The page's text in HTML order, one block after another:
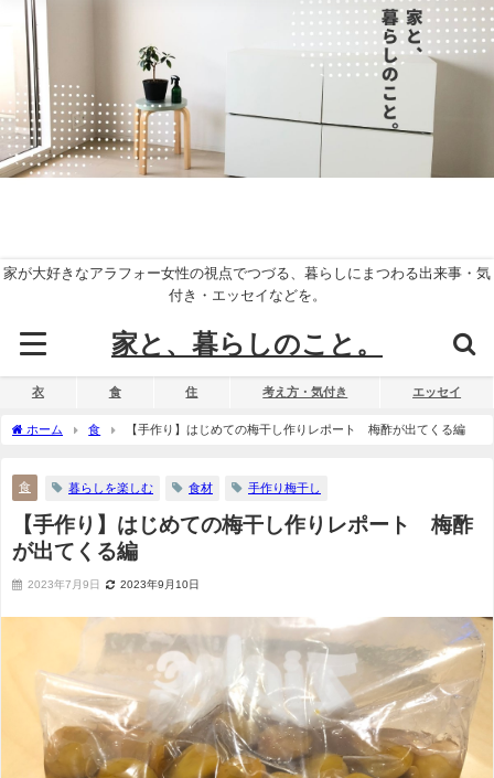
家が大好きなアラフォー女性の視点でつづる、暮らしにまつわる出来事・気
付き・エッセイなどを。
家と、暮らしのこと。
衣 食 住 考え方・気付き エッセイ
ホーム 食 【手作り】はじめての梅干し作りレポート 梅酢が出てくる編
食 暮らしを楽しむ 食材 手作り梅干し
【手作り】はじめての梅干し作りレポート 梅酢
が出てくる編
2023年7月9日 2023年9月10日